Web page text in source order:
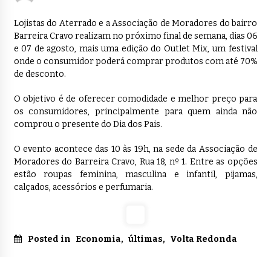
Lojistas do Aterrado e a Associação de Moradores do bairro
Barreira Cravo realizam no próximo final de semana, dias 06
e 07 de agosto, mais uma edição do Outlet Mix, um festival
onde o consumidor poderá comprar produtos com até 70%
de desconto.
O objetivo é de oferecer comodidade e melhor preço para
os consumidores, principalmente para quem ainda não
comprou o presente do Dia dos Pais.
O evento acontece das 10 às 19h, na sede da Associação de
Moradores do Barreira Cravo, Rua 18, nº 1. Entre as opções
estão roupas feminina, masculina e infantil, pijamas,
calçados, acessórios e perfumaria.
Posted in Economia, últimas, Volta Redonda